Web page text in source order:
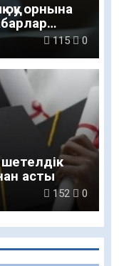
орнына
115 0
шетелдік
асты
152 0